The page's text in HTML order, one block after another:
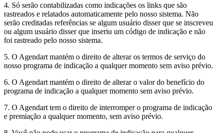
4. Só serão contabilizadas como indicações os links que são
rastreados e relatados automaticamente pelo nosso sistema. Não
serão creditadas referências se algum usuário disser que se inscreveu
ou algum usuário disser que inseriu um código de indicação e não
foi rastreado pelo nosso sistema.
5. O Agendart mantém o direito de alterar os termos de serviço do
nosso programa de indicação a qualquer momento sem aviso prévio.
6. O Agendart mantém o direito de alterar o valor do benefício do
programa de indicação a qualquer momento sem aviso prévio.
7. O Agendart tem o direito de interromper o programa de indicação
e premiação a qualquer momento, sem aviso prévio.